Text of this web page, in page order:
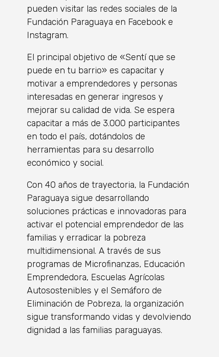
pueden visitar las redes sociales de la
Fundación Paraguaya en Facebook e
Instagram.
El principal objetivo de «Sentí que se
puede en tu barrio» es capacitar y
motivar a emprendedores y personas
interesadas en generar ingresos y
mejorar su calidad de vida. Se espera
capacitar a más de 3.000 participantes
en todo el país, dotándolos de
herramientas para su desarrollo
económico y social.
Con 40 años de trayectoria, la Fundación
Paraguaya sigue desarrollando
soluciones prácticas e innovadoras para
activar el potencial emprendedor de las
familias y erradicar la pobreza
multidimensional. A través de sus
programas de Microfinanzas, Educación
Emprendedora, Escuelas Agrícolas
Autosostenibles y el Semáforo de
Eliminación de Pobreza, la organización
sigue transformando vidas y devolviendo
dignidad a las familias paraguayas.